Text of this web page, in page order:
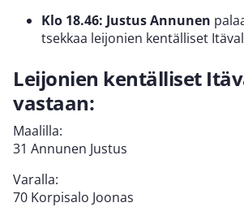
Klo 18.46: Justus Annunen
tsekkaa leijonien kentälliset
Leijonien kentälliset
vastaan:
Maalilla:
31 Annunen Justus
Varalla:
70 Korpisalo Joonas